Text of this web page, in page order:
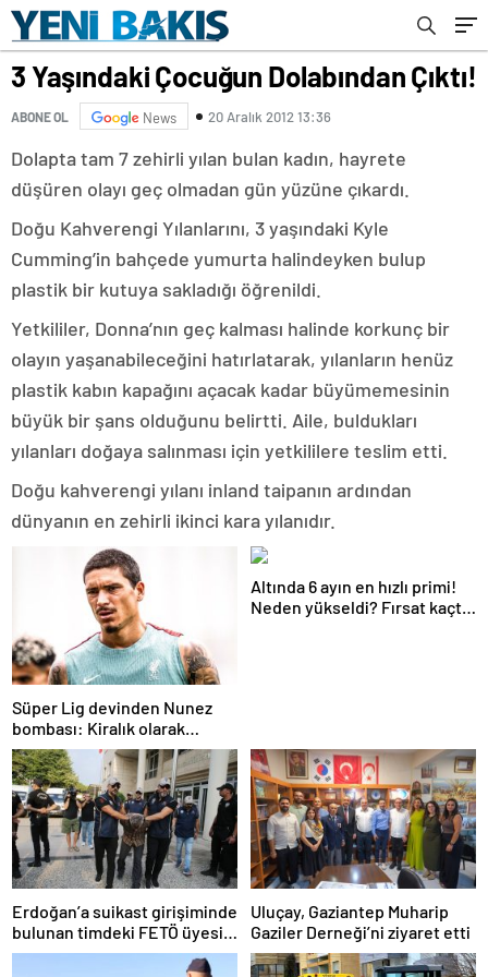
3 Yaşındaki Çocuğun Dolabından Çıktı!
ABONE OL News 20 Aralık 2012 13:36
Dolapta tam 7 zehirli yılan bulan kadın, hayrete
düşüren olayı geç olmadan gün yüzüne çıkardı.
Doğu Kahverengi Yılanlarını, 3 yaşındaki Kyle
Cumming’in bahçede yumurta halindeyken bulup
plastik bir kutuya sakladığı öğrenildi.
Yetkililer, Donna’nın geç kalması halinde korkunç bir
olayın yaşanabileceğini hatırlatarak, yılanların henüz
plastik kabın kapağını açacak kadar büyümemesinin
büyük bir şans olduğunu belirtti. Aile, buldukları
yılanları doğaya salınması için yetkililere teslim etti.
Doğu kahverengi yılanı inland taipanın ardından
dünyanın en zehirli ikinci kara yılanıdır.
Süper Lig devinden Nunez
bombası: Kiralık olarak
geliyor!
Altında 6 ayın en hızlı primi!
Neden yükseldi? Fırsat kaçtı
Erdoğan’a suikast girişiminde
bulunan timdeki FETÖ üyesi
Karatepe tutuklandı
Uluçay, Gaziantep Muharip
Gaziler Derneği’ni ziyaret etti